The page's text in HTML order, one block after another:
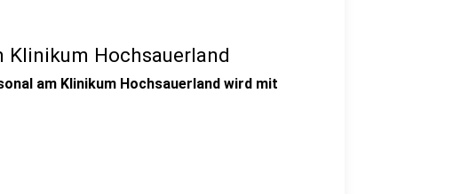
Hochsauerland
am Klinikum Hochsauerland wird mit